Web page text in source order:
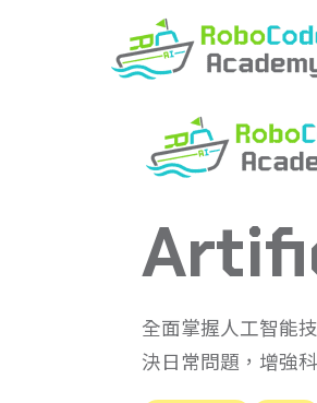
全面掌握人工智能
決日常問題，增強